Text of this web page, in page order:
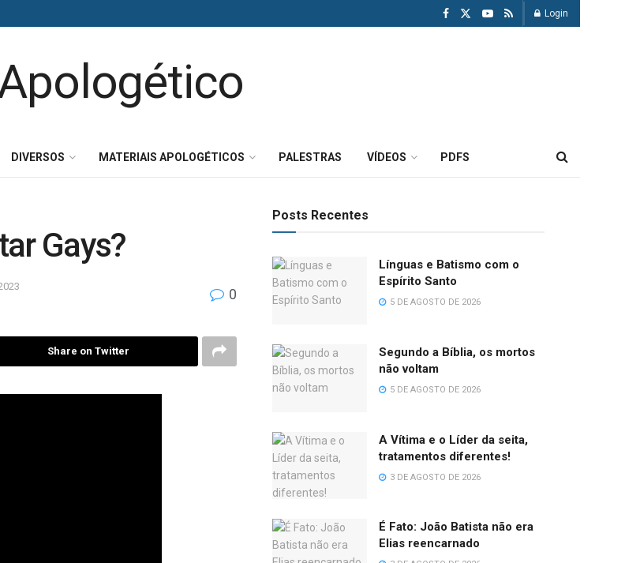
Login
DIVERSOS MATERIAIS APOLOGÉTICOS PALESTRAS VÍDEOS PDFS
Gays?
0
Share on Twitter
Posts Recentes
Línguas e Batismo com o
Espírito Santo
5 DE AGOSTO DE 2026
Segundo a Bíblia, os mortos
não voltam
5 DE AGOSTO DE 2026
A Vítima e o Líder da seita,
tratamentos diferentes!
3 DE AGOSTO DE 2026
É Fato: João Batista não era
Elias reencarnado